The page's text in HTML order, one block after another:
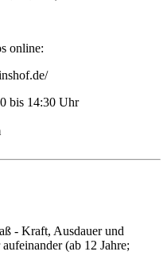
online:
bis 14:30 Uhr
- Kraft, Ausdauer und
(ab 12 Jahre;